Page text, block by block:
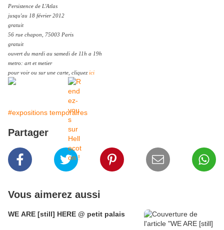
Persistence de L'Atlas
jusqu'au 18 février 2012
gratuit
56 rue chapon, 75003 Paris
gratuit
ouvert du mardi au samedi de 11h a 19h
metro: art et metier
pour voir ou sur une carte, cliquez ici
#expositions temporaires
Partager
Vous aimerez aussi
WE ARE [still] HERE @ petit palais